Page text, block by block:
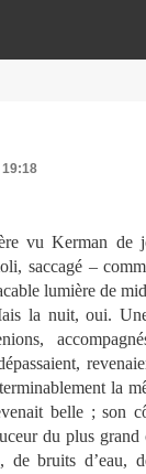
19:18
vu Kerman de
saccagé –
lumière de
la nuit, oui.
la
belle ; son
du plus
de bruits d’eau,